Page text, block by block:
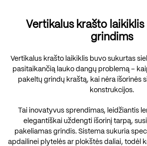
Vertikalus krašto
grindims
Vertikalus krašto laikiklis buvo sukurtas
pasitaikančią lauko dangų problemą –
pakeltų grindų kraštą, kai nėra išorinės
konstrukcijos.
Tai inovatyvus sprendimas, leidžiantis
elegantiškai uždengti išorinį tarpą,
pakeliamas grindis. Sistema sukuria
apdailinei plytelės ar plokštės daliai, todėl